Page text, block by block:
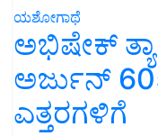
ಯಶೋಗಾಥೆ
ಅಭಿಷೇಕ್
ಅರ್ಜುನ್
ಎತ್ತರಗಳಿಗೆ